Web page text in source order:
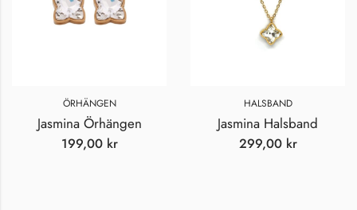
ÖRHÄNGEN
Jasmina Örhängen
199,00 kr
HALSBAND
Jasmina Halsband
299,00 kr